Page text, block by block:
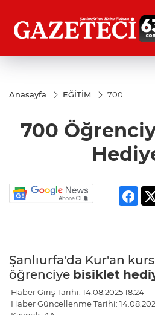
Anasayfa EĞİTİM
700
Hediyesi
700
Şanlıurfa'da Kur'an
öğrenciye bisiklet
Haber Giriş Tarihi: 14.08.2025 18:24
Haber Güncellenme Tarihi: